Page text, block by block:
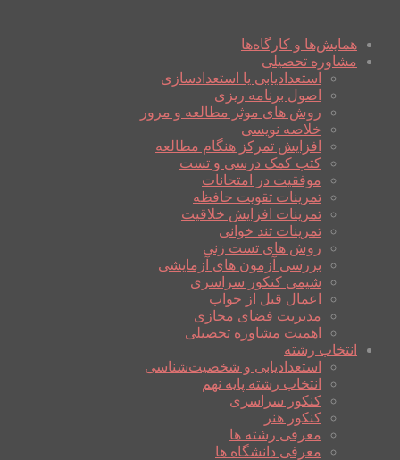
همایش‌ها و کارگاه‌ها
مشاوره تحصیلی
استعدادیابی یا استعدادسازی
اصول برنامه ریزی
روش های موثر مطالعه و مرور
خلاصه نویسی
افزایش تمرکز هنگام مطالعه
کتب کمک درسی و تست
موفقیت در امتحانات
تمرینات تقویت حافظه
تمرینات افزایش خلاقیت
تمرینات تند خوانی
روش های تست زنی
بررسی آزمون های آزمایشی
شیمی کنکور سراسری
اعمال قبل از خواب
مدیریت فضای مجازی
اهمیت مشاوره تحصیلی
انتخاب رشته
استعدادیابی و شخصیت‌شناسی
انتخاب رشته پایه نهم
کنکور سراسری
کنکور هنر
معرفی رشته ها
معرفی دانشگاه ها